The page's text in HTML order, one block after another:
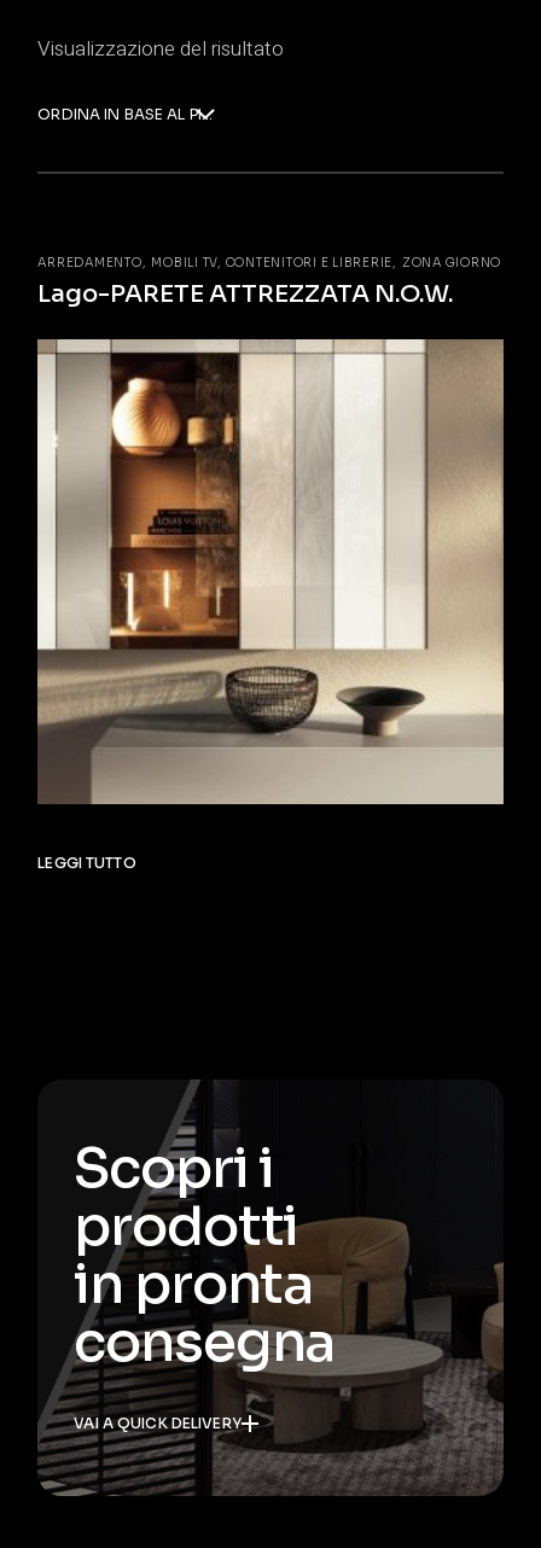
Visualizzazione del risultato
ORDINA IN BASE AL PIÙ RECENTE
LEGGI TUTTO
ARREDAMENTO MOBILI TV, CONTENITORI E LIBRERIE ZONA GIORNO
Lago-PARETE ATTREZZATA N.O.W.
Scopri i
prodotti
in pronta
consegna
VAI A QUICK DELIVERY